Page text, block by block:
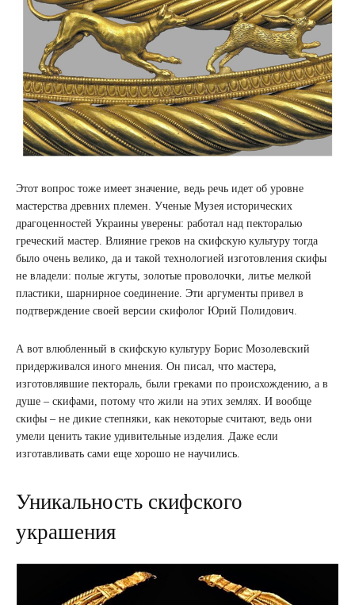
Этот вопрос тоже имеет значение, ведь речь идет об уровне
мастерства древних племен. Ученые Музея исторических
драгоценностей Украины уверены: работал над пекторалью
греческий мастер. Влияние греков на скифскую культуру тогда
было очень велико, да и такой технологией изготовления скифы
не владели: полые жгуты, золотые проволочки, литье мелкой
пластики, шарнирное соединение. Эти аргументы привел в
подтверждение своей версии скифолог Юрий Полидович.
А вот влюбленный в скифскую культуру Борис Мозолевский
придерживался иного мнения. Он писал, что мастера,
изготовлявшие пектораль, были греками по происхождению, а в
душе – скифами, потому что жили на этих землях. И вообще
скифы – не дикие степняки, как некоторые считают, ведь они
умели ценить такие удивительные изделия. Даже если
изготавливать сами еще хорошо не научились.
Уникальность скифского
украшения